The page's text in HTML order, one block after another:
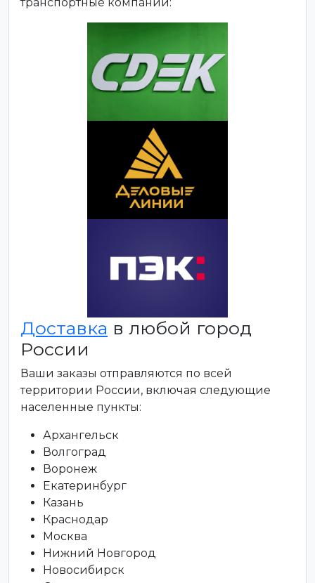
Доставка в любой город
России
Ваши заказы отправляются по всей
территории России, включая следующие
населенные пункты:
Архангельск
Волгоград
Воронеж
Екатеринбург
Казань
Краснодар
Москва
Нижний Новгород
Новосибирск